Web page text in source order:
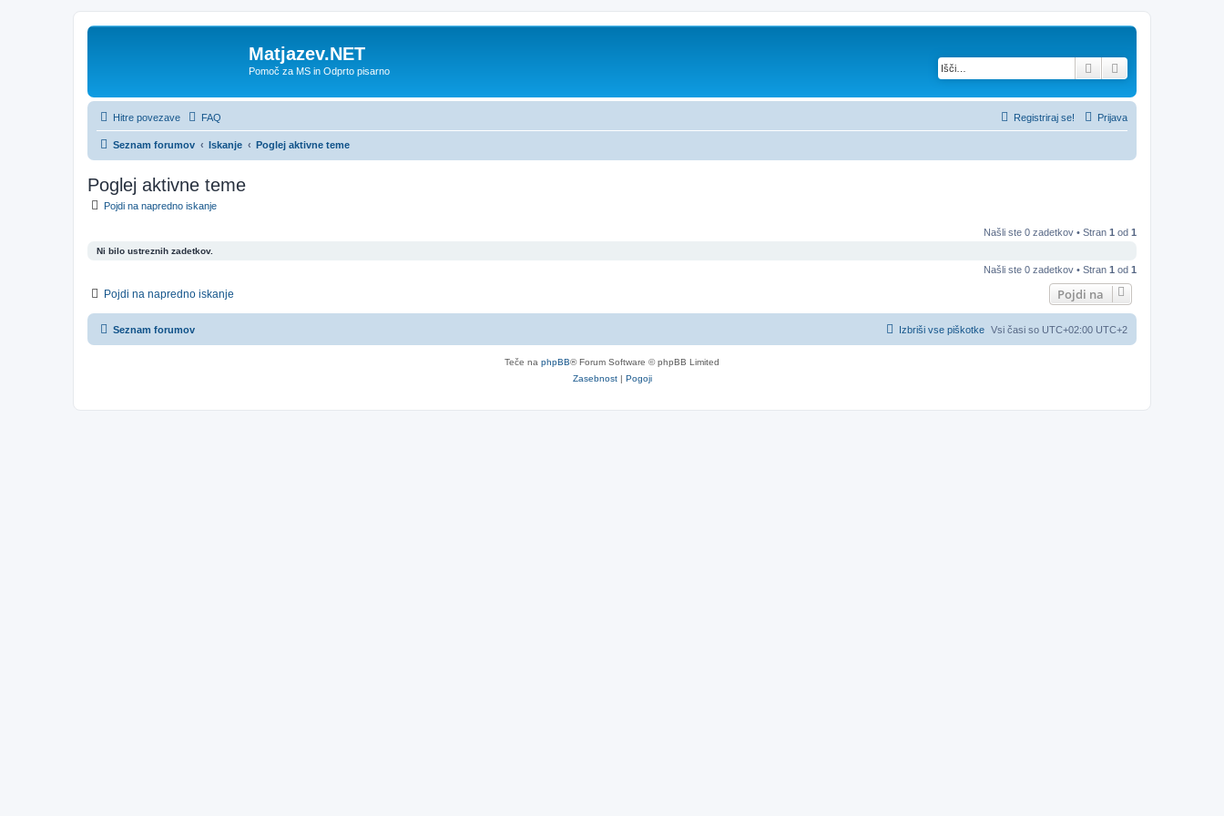
Matjazev.NET
Pomoč za MS in Odprto pisarno Iskanje
Hitre povezave FAQ Prijava
Registriraj se!
Seznam forumov Iskanje Poglej aktivne teme
Poglej aktivne teme
Pojdi na napredno iskanje
Našli ste 0 zadetkov • Stran 1 od 1
Ni bilo ustreznih zadetkov.
Našli ste 0 zadetkov • Stran 1 od 1
Pojdi na napredno iskanje Pojdi na
Seznam forumov Vsi časi so UTC+02:00 UTC+2
Izbriši vse piškotke
Teče na phpBB® Forum Software © phpBB Limited
Zasebnost| Pogoji